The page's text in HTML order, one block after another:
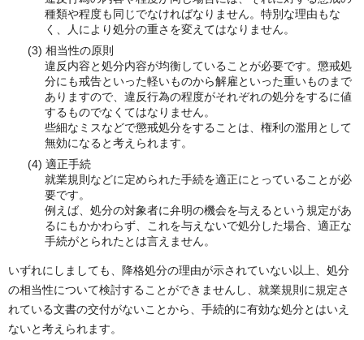
種類や程度も同じでなければなりません。特別な理由もな
く、人により処分の重さを変えてはなりません。
(3) 相当性の原則
違反内容と処分内容が均衡していることが必要です。懲戒処
分にも戒告といった軽いものから解雇といった重いものまで
ありますので、違反行為の程度がそれぞれの処分をするに値
するものでなくてはなりません。
些細なミスなどで懲戒処分をすることは、権利の濫用として
無効になると考えられます。
(4) 適正手続
就業規則などに定められた手続を適正にとっていることが必
要です。
例えば、処分の対象者に弁明の機会を与えるという規定があ
るにもかかわらず、これを与えないで処分した場合、適正な
手続がとられたとは言えません。
いずれにしましても、降格処分の理由が示されていない以上、処分
の相当性について検討することができませんし、就業規則に規定さ
れている文書の交付がないことから、手続的に有効な処分とはいえ
ないと考えられます。